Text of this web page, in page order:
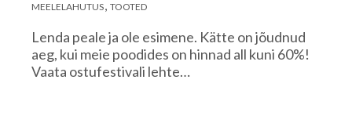
MEELELAHUTUS TOOTED
Lenda peale ja ole esimene. Kätte on jõudnud
aeg, kui meie poodides on hinnad all kuni 60%!
Vaata ostufestivali lehte…